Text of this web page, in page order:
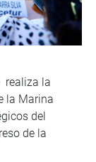
realiza la
la Marina
del
de la